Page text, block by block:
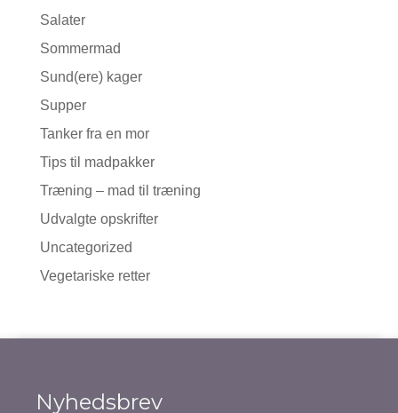
Salater
Sommermad
Sund(ere) kager
Supper
Tanker fra en mor
Tips til madpakker
Træning – mad til træning
Udvalgte opskrifter
Uncategorized
Vegetariske retter
Nyhedsbrev